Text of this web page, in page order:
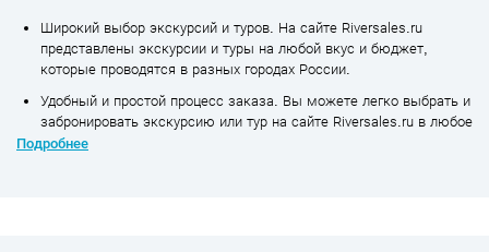
Широкий выбор экскурсий и туров. На сайте Riversales.ru
представлены экскурсии и туры на любой вкус и бюджет,
которые проводятся в разных городах России.
Удобный и простой процесс заказа. Вы можете легко выбрать и
забронировать экскурсию или тур на сайте Riversales.ru в любое
время суток, не выходя из дома.
Подробнее